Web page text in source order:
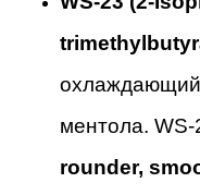
охлаждающий
ментола. WS-
rounder,